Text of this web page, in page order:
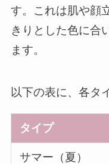
す。これは肌や顔
きりとした色に合
ます。
以下の表に、各タ
タイプ
サマー（夏）